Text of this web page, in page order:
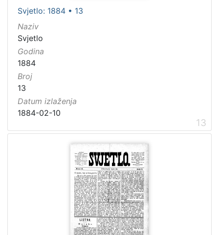
Svjetlo: 1884 • 13
Naziv
Svjetlo
Godina
1884
Broj
13
Datum izlaženja
1884-02-10
13